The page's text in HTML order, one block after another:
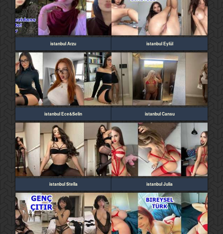
istanbul Arzu istanbul Eylül
istanbul Ece&Selin istanbul Cansu
istanbul Stella istanbul Julia